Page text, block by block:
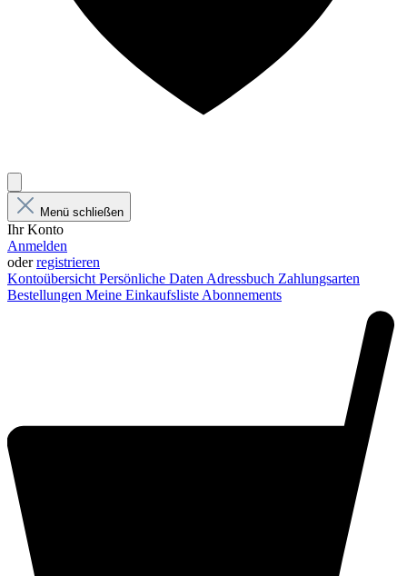
Menü schließen
Ihr Konto
Anmelden
oderregistrieren
Kontoübersicht Persönliche Daten Adressbuch Zahlungsarten
Bestellungen Meine Einkaufsliste Abonnements